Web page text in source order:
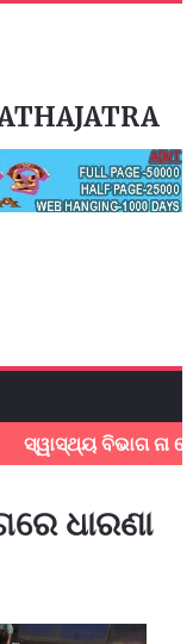
ସ୍ୱାସ୍ଥ୍ୟ ବିଭାଗ ନା
ଧାରଣା